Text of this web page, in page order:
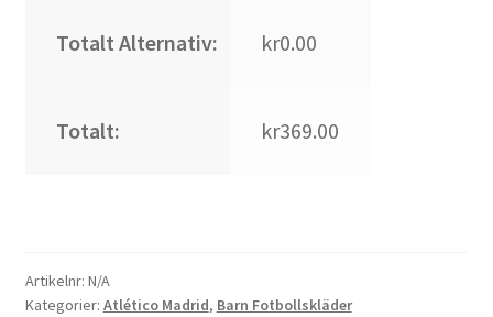
Totalt Alternativ: kr0.00
Totalt: kr369.00
Artikelnr: N/A
Kategorier: Atlético Madrid, Barn Fotbollskläder